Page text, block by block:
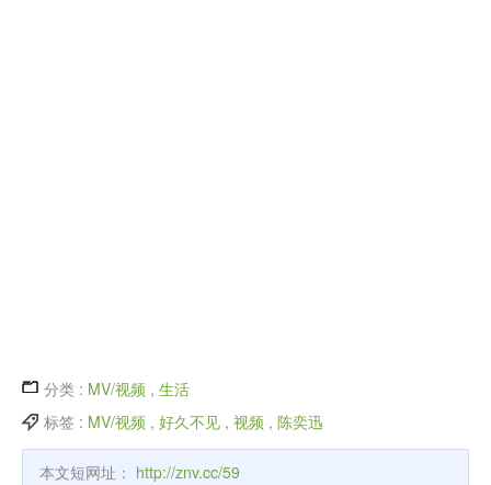
分类 : MV/视频 , 生活
标签 : MV/视频 , 好久不见 , 视频 , 陈奕迅
本文短网址： http://znv.cc/59